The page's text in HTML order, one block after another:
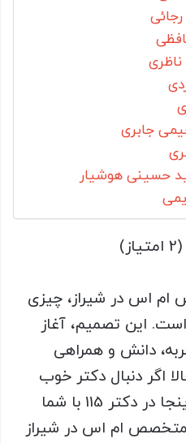
ام اس در شیراز، چیزی
این تصمیم، آغاز
دانش و همراهی
اگر دنبال دکتر خوب
برای ام اس می‌گردید، ما اینجا در دکتر 115 با شما
ام اس در شیراز